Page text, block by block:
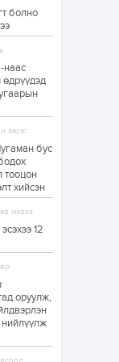
2
ААН-
1
2 0
сард
үнэт
болно
наас
өдрүүдэд
засаг
бус
тооцон
хийсэн
мэдээ
12
оруулж,
нийлүүлж